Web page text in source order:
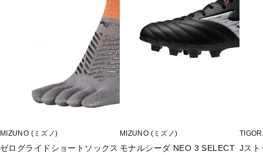
MIZUNO (ミズノ)
ゼログライドショートソックス
MIZUNO (ミズノ)
モナルシーダ NEO 3 SELECT Jスト